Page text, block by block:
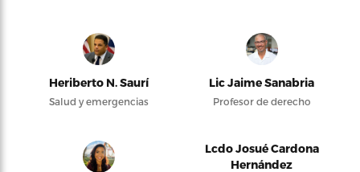
Heriberto N. Saurí
Salud y emergencias
Lic Jaime Sanabria
Profesor de derecho
Lcdo Josué Cardona
Hernández